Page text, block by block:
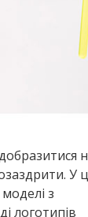
У
з
логотипів